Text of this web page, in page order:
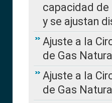
capacidad de
y se ajustan
Ajuste a la
de Gas
Ajuste a la
de Gas